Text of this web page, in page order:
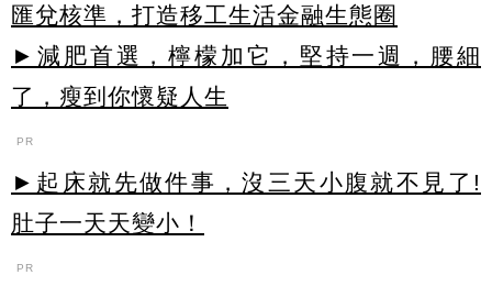
匯兌核準，打造移工生活金融生態圈
►減肥首選，檸檬加它，堅持一週，腰細
了，瘦到你懷疑人生
PR
►起床就先做件事，沒三天小腹就不見了!
肚子一天天變小！
PR